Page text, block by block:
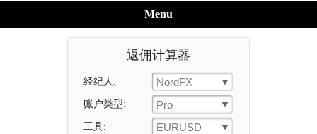
Menu
返佣计算器
经纪人: NordFX
账户类型: Pro
工具: EURUSD